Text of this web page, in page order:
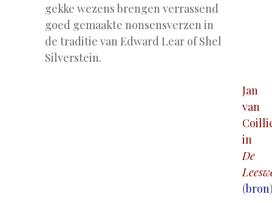
gekke wezens brengen verrassend
goed gemaakte nonsensverzen in
de traditie van Edward Lear of Shel
Silverstein.
Jan
van
in
De
(bron